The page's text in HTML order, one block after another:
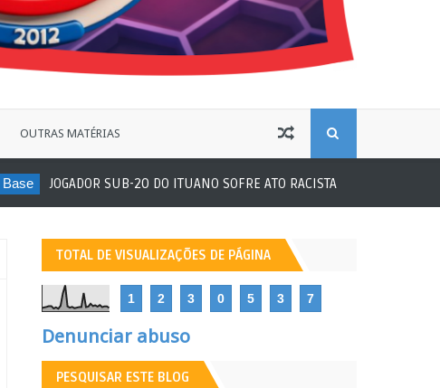
OUTRAS MATÉRIAS
JOGADOR SUB-20 DO ITUANO SOFRE ATO RACISTA Futebol Amador
TOTAL DE VISUALIZAÇÕES DE PÁGINA
1 2 3 0 5 3 7
Denunciar abuso
PESQUISAR ESTE BLOG